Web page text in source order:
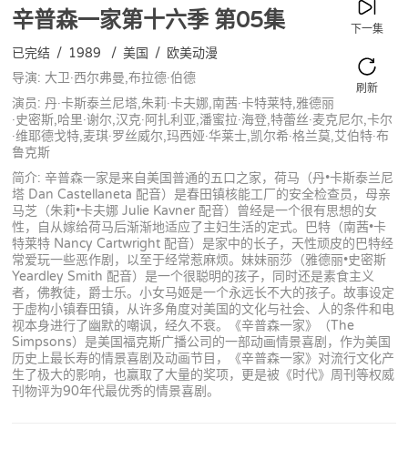
辛普森一家第十六季第05集 下一集
刷新
已完结 / 1989 / 美国 / 欧美动漫
导演: 大卫·西尔弗曼,布拉德·伯德
演员: 丹·卡斯泰兰尼塔,朱莉·卡夫娜,南茜·卡特莱特,雅德丽
·史密斯,哈里·谢尔,汉克·阿扎利亚,潘蜜拉·海登,特蕾丝·麦克尼尔,卡尔
·维耶德戈特,麦琪·罗丝威尔,玛西娅·华莱士,凯尔希·格兰莫,艾伯特·布
鲁克斯
简介: 辛普森一家是来自美国普通的五口之家，荷马（丹•卡斯泰兰尼
塔 Dan Castellaneta 配音）是春田镇核能工厂的安全检查员，母亲
马芝（朱莉•卡夫娜 Julie Kavner 配音）曾经是一个很有思想的女
性，自从嫁给荷马后渐渐地适应了主妇生活的定式。巴特（南茜•卡
特莱特 Nancy Cartwright 配音）是家中的长子，天性顽皮的巴特经
常爱玩一些恶作剧，以至于经常惹麻烦。妹妹丽莎（雅德丽•史密斯
Yeardley Smith 配音）是一个很聪明的孩子，同时还是素食主义
者，佛教徒，爵士乐。小女马姬是一个永远长不大的孩子。故事设定
于虚构小镇春田镇，从许多角度对美国的文化与社会、人的条件和电
视本身进行了幽默的嘲讽，经久不衰。《辛普森一家》（The
Simpsons）是美国福克斯广播公司的一部动画情景喜剧，作为美国
历史上最长寿的情景喜剧及动画节目，《辛普森一家》对流行文化产
生了极大的影响，也赢取了大量的奖项，更是被《时代》周刊等权威
刊物评为90年代最优秀的情景喜剧。